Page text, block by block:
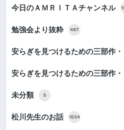
今日のＡＭＲＩＴＡチャンネル
勉強会より抜粋 487
安らぎを見つけるための三部作・
安らぎを見つけるための三部作・
未分類 5
松川先生のお話 1534